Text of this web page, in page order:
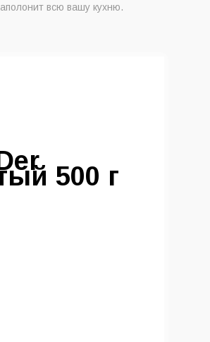
всю вашу кухню.
500 г